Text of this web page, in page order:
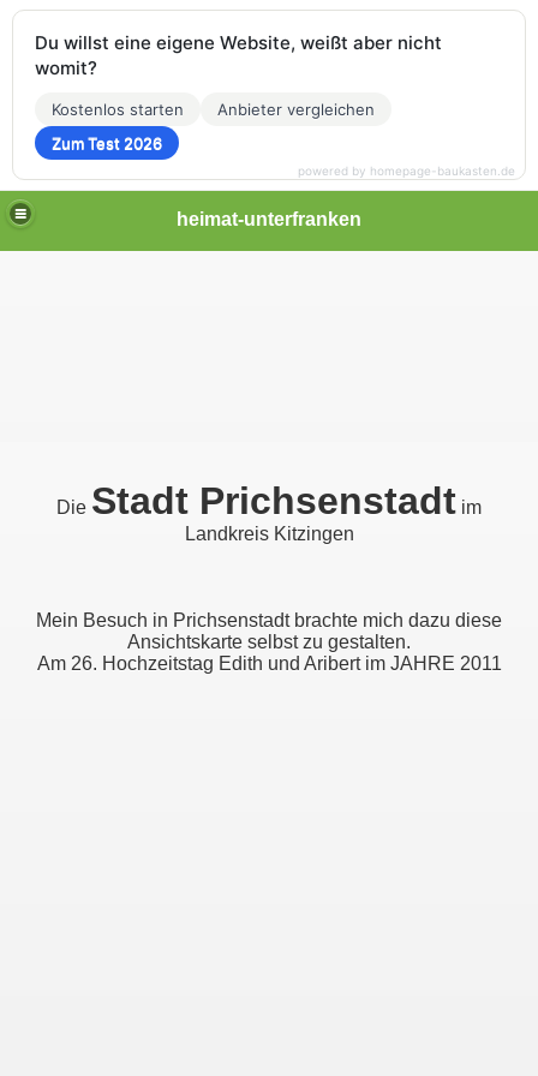
heimat-unterfranken
Die Stadt Prichsenstadt im
Landkreis Kitzingen
Mein Besuch in Prichsenstadt brachte mich dazu diese
Ansichtskarte selbst zu gestalten.
Am 26. Hochzeitstag Edith und Aribert im JAHRE 2011
Du willst eine eigene Website, weißt aber nicht
womit?
Kostenlos starten
Anbieter vergleichen
Zum Test 2026
powered by homepage-baukasten.de